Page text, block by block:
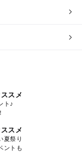
スメ
ト♪
スメ
夏祭り
ントも